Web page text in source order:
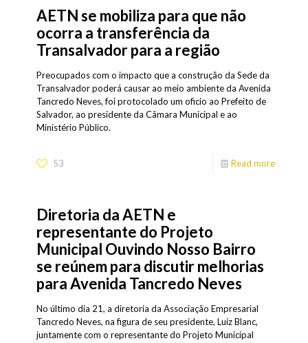
AETN se mobiliza para que não
ocorra a transferência da
Transalvador para a região
Preocupados com o impacto que a construção da Sede da
Transalvador poderá causar ao meio ambiente da Avenida
Tancredo Neves, foi protocolado um oficio ao Prefeito de
Salvador, ao presidente da Câmara Municipal e ao
Ministério Público.
53 Read more
Diretoria da AETN e
representante do Projeto
Municipal Ouvindo Nosso Bairro
se reúnem para discutir melhorias
para Avenida Tancredo Neves
No último dia 21, a diretoria da Associação Empresarial
Tancredo Neves, na figura de seu presidente, Luiz Blanc,
juntamente com o representante do Projeto Municipal